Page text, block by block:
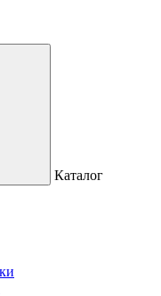
Каталог